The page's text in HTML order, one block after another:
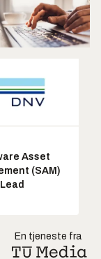
Asset
(SAM)
Lead
En tjeneste fra